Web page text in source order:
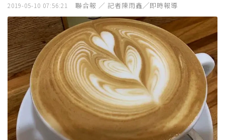
2019-05-10 07:56:21 聯合報 ／ 記者陳雨鑫╱即時報導